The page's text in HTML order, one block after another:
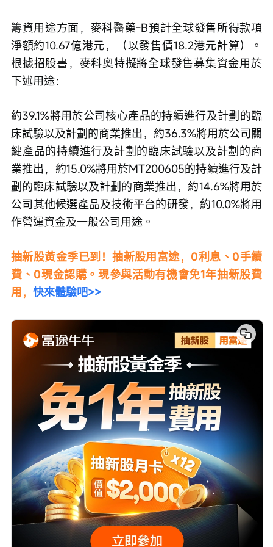
籌資用途方面，麥科醫藥-B預計全球發售所得款項
淨額約10.67億港元，（以發售價18.2港元計算）。
根據招股書，麥科奧特擬將全球發售募集資金用於
下述用途：
約39.1%將用於公司核心產品的持續進行及計劃的臨
床試驗以及計劃的商業推出，約36.3%將用於公司關
鍵產品的持續進行及計劃的臨床試驗以及計劃的商
業推出，約15.0%將用於MT200605的持續進行及計
劃的臨床試驗以及計劃的商業推出，約14.6%將用於
公司其他候選產品及技術平台的研發，約10.0%將用
作營運資金及一般公司用途。
抽新股黃金季已到！抽新股用富途，0利息、0手續
費、0現金認購。現參與活動有機會免1年抽新股費
用， 快來體驗吧>>